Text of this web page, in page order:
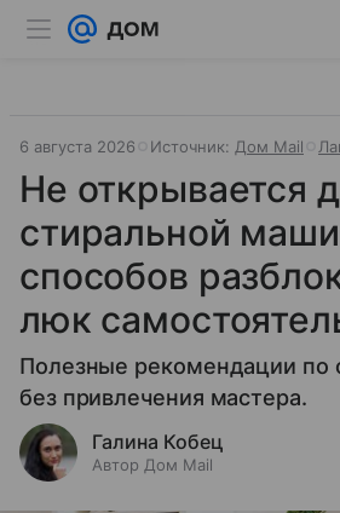
6 августа 2026 Источник: Дом Mail
Не открывается
стиральной
способов
люк
Полезные рекомендации по
без привлечения мастера.
Галина Кобец
Автор Дом Mail